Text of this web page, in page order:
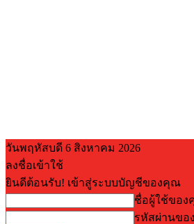
วันพฤหัสบดี 6 สิงหาคม 2026
ลงชื่อเข้าใช้
ยินดีต้อนรับ! เข้าสู่ระบบบัญชีของคุณ
ชื่อผู้ใช้ขอ
รหัสผ่านข